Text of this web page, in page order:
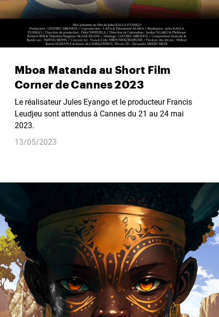
Mboa Matanda au Short Film
Corner de Cannes 2023
Le réalisateur Jules Eyango et le producteur Francis
Leudjeu sont attendus à Cannes du 21 au 24 mai
2023.
13/05/2023